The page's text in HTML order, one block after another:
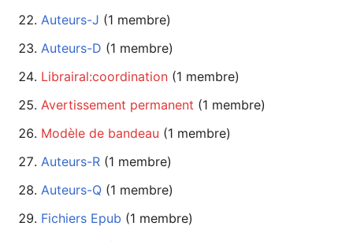
Auteurs-J ‏‎ (1 membre)
Auteurs-D ‏‎ (1 membre)
Librairal:coordination ‏‎ (1 membre)
Avertissement permanent ‏‎ (1 membre)
Modèle de bandeau ‏‎ (1 membre)
Auteurs-R ‏‎ (1 membre)
Auteurs-Q ‏‎ (1 membre)
Fichiers Epub ‏‎ (1 membre)